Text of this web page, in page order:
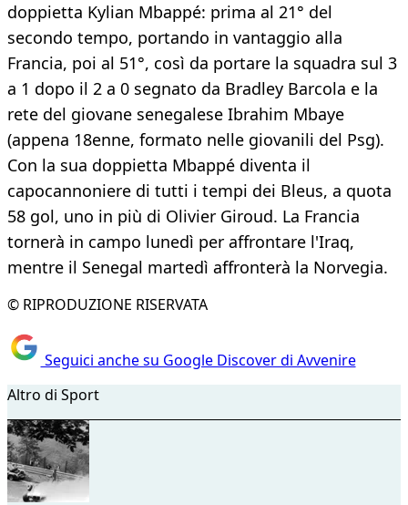
doppietta Kylian Mbappé: prima al 21° del
secondo tempo, portando in vantaggio alla
Francia, poi al 51°, così da portare la squadra sul 3
a 1 dopo il 2 a 0 segnato da Bradley Barcola e la
rete del giovane senegalese Ibrahim Mbaye
(appena 18enne, formato nelle giovanili del Psg).
Con la sua doppietta Mbappé diventa il
capocannoniere di tutti i tempi dei Bleus, a quota
58 gol, uno in più di Olivier Giroud. La Francia
tornerà in campo lunedì per affrontare l'Iraq,
mentre il Senegal martedì affronterà la Norvegia.
© RIPRODUZIONE RISERVATA
Seguici anche su Google Discover di Avvenire
Altro di Sport